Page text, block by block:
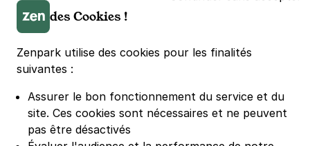
5,08 €
(tarifs dégressifs)
Parking LDLC Arena
Parking Stade Pierre Mauroy
Parking Groupama Stadium
Parking Vélodrome
Parking Bercy
Parking La Défense Arena
Parking Les 4 temps
des Cookies !
Zenpark utilise des cookies pour les finalités
suivantes :
Assurer le bon fonctionnement du service et du
site. Ces cookies sont nécessaires et ne peuvent
pas être désactivés